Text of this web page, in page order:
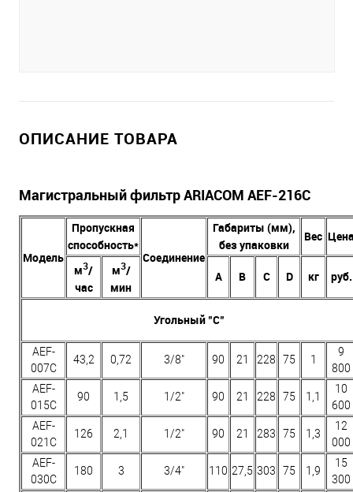
ОПИСАНИЕ ТОВАРА
Магистральный фильтр ARIACOM AEF-216C
Модель
Пропускная
способность*
Соединение
Габариты (мм),
без упаковки
Вес
м3/
час
м3/
мин
А В C D кг руб.
Угольный "C"
AEF-
007C
43,2 0,72 3/8" 90 21 228 75 1
9
800
AEF-
015C
90 1,5 1/2" 90 21 228 75 1,1
10
600
AEF-
021C
126 2,1 1/2" 90 21 283 75 1,3
12
000
AEF-
030C
180 3 3/4" 110 27,5 303 75 1,9
15
300